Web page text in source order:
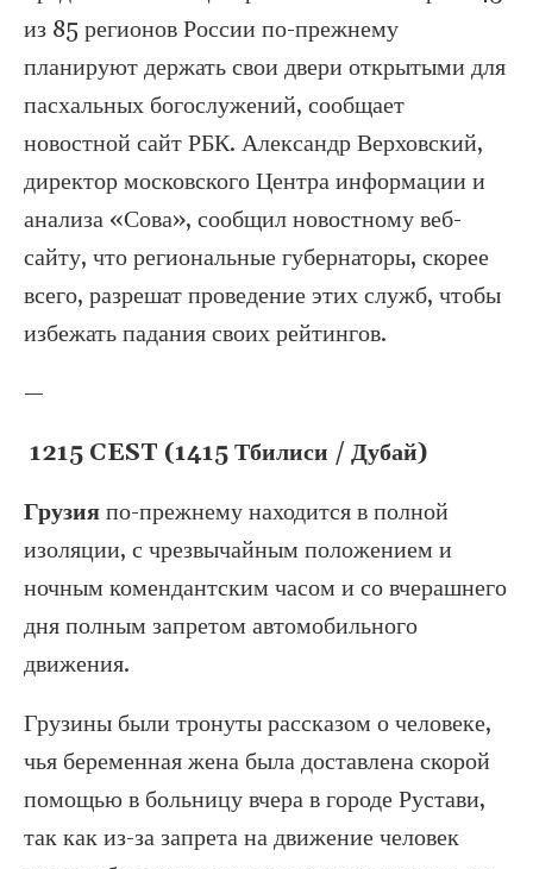
из 85 регионов России по-прежнему
планируют держать свои двери открытыми для
пасхальных богослужений, сообщает
новостной сайт РБК. Александр Верховский,
директор московского Центра информации и
анализа «Сова», сообщил новостному веб-
сайту, что региональные губернаторы, скорее
всего, разрешат проведение этих служб, чтобы
избежать падания своих рейтингов.
—
1215 CEST (1415 Тбилиси / Дубай)
Грузияпо-прежнему находится в полной
изоляции, с чрезвычайным положением и
ночным комендантским часом и со вчерашнего
дня полным запретом автомобильного
движения.
Грузины были тронуты рассказом о человеке,
чья беременная жена была доставлена ​​скорой
помощью в больницу вчера в городе Рустави,
так как из-за запрета на движение человек